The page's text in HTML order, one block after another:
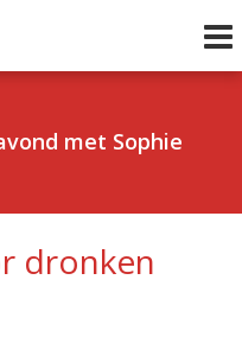
met Sophie
dronken